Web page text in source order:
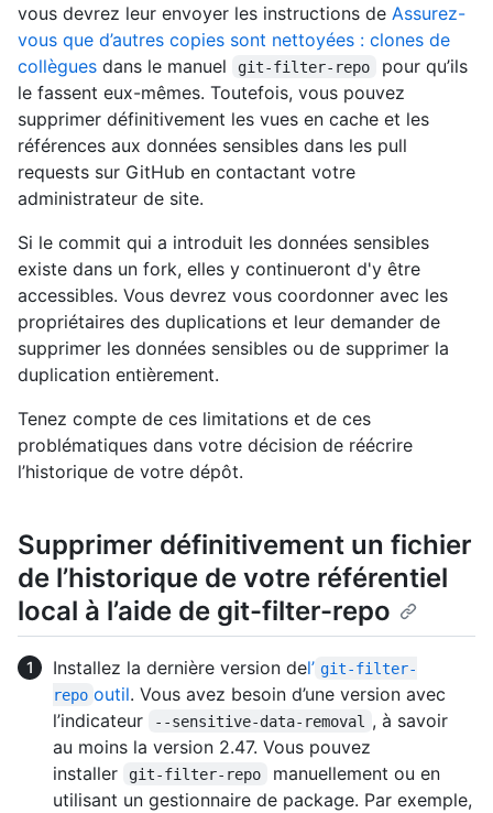
vous devrez leur envoyer les instructions de Assurez-
vous que d’autres copies sont nettoyées : clones de
collègues dans le manuel git-filter-repo
pour qu’ils
le fassent eux-mêmes. Toutefois, vous pouvez
supprimer définitivement les vues en cache et les
références aux données sensibles dans les pull
requests sur GitHub en contactant votre
administrateur de site.
Si le commit qui a introduit les données sensibles
existe dans un fork, elles y continueront d'y être
accessibles. Vous devrez vous coordonner avec les
propriétaires des duplications et leur demander de
supprimer les données sensibles ou de supprimer la
duplication entièrement.
Tenez compte de ces limitations et de ces
problématiques dans votre décision de réécrire
l’historique de votre dépôt.
Supprimer définitivement un fichier
de l’historique de votre référentiel
local à l’aide de git-filter-repo
Installez la dernière version del’ git-filter-
repo outil. Vous avez besoin d’une version avec
l’indicateur
--sensitive-data-removal
, à savoir
au moins la version 2.47. Vous pouvez
installer
git-filter-repo
manuellement ou en
utilisant un gestionnaire de package. Par exemple,